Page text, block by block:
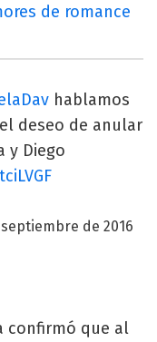
de romance
hablamos
deseo de anular
y Diego
de 2016
confirmó que al